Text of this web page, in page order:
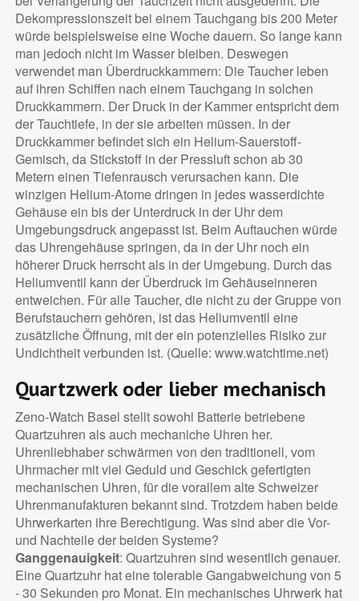
Dekompressionszeit bei einem Tauchgang bis 200 Meter
würde beispielsweise eine Woche dauern. So lange kann
man jedoch nicht im Wasser bleiben. Deswegen
verwendet man Überdruckkammern: Die Taucher leben
auf ihren Schiffen nach einem Tauchgang in solchen
Druckkammern. Der Druck in der Kammer entspricht dem
der Tauchtiefe, in der sie arbeiten müssen. In der
Druckkammer befindet sich ein Helium-Sauerstoff-
Gemisch, da Stickstoff in der Pressluft schon ab 30
Metern einen Tiefenrausch verursachen kann. Die
winzigen Helium-Atome dringen in jedes wasserdichte
Gehäuse ein bis der Unterdruck in der Uhr dem
Umgebungsdruck angepasst ist. Beim Auftauchen würde
das Uhrengehäuse springen, da in der Uhr noch ein
höherer Druck herrscht als in der Umgebung. Durch das
Heliumventil kann der Überdruck im Gehäuseinneren
entweichen. Für alle Taucher, die nicht zu der Gruppe von
Berufstauchern gehören, ist das Heliumventil eine
zusätzliche Öffnung, mit der ein potenzielles Risiko zur
Undichtheit verbunden ist. (Quelle: www.watchtime.net)
Quartzwerk oder lieber mechanisch
Zeno-Watch Basel stellt sowohl Batterie betriebene
Quartzuhren als auch mechaniche Uhren her.
Uhrenliebhaber schwärmen von den traditionell, vom
Uhrmacher mit viel Geduld und Geschick gefertigten
mechanischen Uhren, für die vorallem alte Schweizer
Uhrenmanufakturen bekannt sind. Trotzdem haben beide
Uhrwerkarten ihre Berechtigung. Was sind aber die Vor-
und Nachteile der beiden Systeme?
Ganggenauigkeit: Quartzuhren sind wesentlich genauer.
Eine Quartzuhr hat eine tolerable Gangabweichung von 5
- 30 Sekunden pro Monat. Ein mechanisches Uhrwerk hat